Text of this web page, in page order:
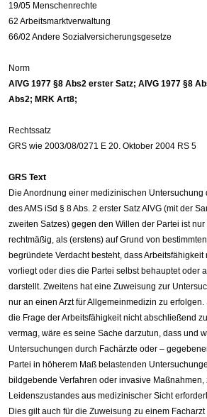
19/05 Menschenrechte
62 Arbeitsmarktverwaltung
66/02 Andere Sozialversicherungsgesetze
Norm
AlVG 1977 §8 Abs2 erster Satz; AlVG 1977 §8
Abs2; MRK Art8;
Rechtssatz
GRS wie 2003/08/0271 E 20. Oktober 2004 RS 5
GRS Text
Die Anordnung einer medizinischen Untersuchung
des AMS iSd § 8 Abs. 2 erster Satz AlVG (mit der
zweiten Satzes) gegen den Willen der Partei ist
rechtmäßig, als (erstens) auf Grund von
begründete Verdacht besteht, dass Arbeitsfähigkeit
vorliegt oder dies die Partei selbst behauptet oder
darstellt. Zweitens hat eine Zuweisung zur
nur an einen Arzt für Allgemeinmedizin zu
die Frage der Arbeitsfähigkeit nicht abschließend
vermag, wäre es seine Sache darzutun, dass und
Untersuchungen durch Fachärzte oder –
Partei in höherem Maß belastenden
bildgebende Verfahren oder invasive Maßnahmen,
Leidenszustandes aus medizinischer Sicht
Dies gilt auch für die Zuweisung zu einem